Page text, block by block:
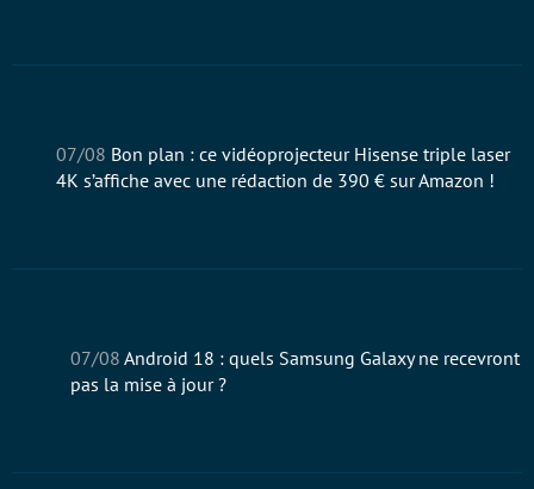
07/08 Bon plan : ce vidéoprojecteur Hisense triple laser
4K s’affiche avec une rédaction de 390 € sur Amazon !
07/08 Android 18 : quels Samsung Galaxy ne recevront
pas la mise à jour ?